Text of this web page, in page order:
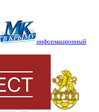
информационный